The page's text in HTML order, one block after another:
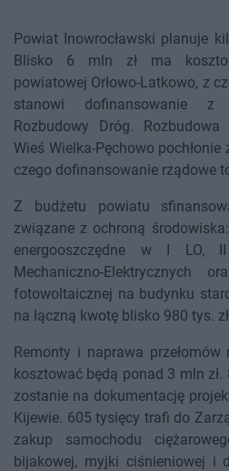
Powiat Inowrocławski planuje
Blisko 6 mln zł ma
powiatowej Orłowo-Latkowo, z
stanowi dofinansowanie z
Rozbudowy Dróg.
Wieś Wielka-Pęchowo
czego dofinansowanie rządowe
Z budżetu powiatu
związane z ochroną
energooszczędne w I LO,
Mechaniczno-Elektrycznych
fotowoltaicznej na budynku
na łączną kwotę blisko 980 tys.
Remonty i naprawa
kosztować będą ponad 3 mln zł.
zostanie na dokumentację
Kijewie. 605 tysięcy trafi do
zakup samochodu
bijakowej, myjki ciśnieniowej i